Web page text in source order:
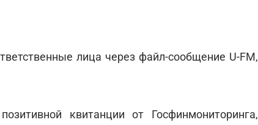
лица через файл-сообщение U-FM,
квитанции от Госфинмониторинга,